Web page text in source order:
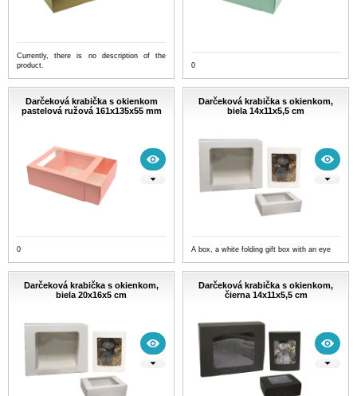
Currently, there is no description of the
product.
0
Darčeková krabička s okienkom
pastelová ružová 161x135x55 mm
0
Darčeková krabička s okienkom,
biela 14x11x5,5 cm
A box, a white folding gift box with an eye
Darčeková krabička s okienkom,
biela 20x16x5 cm
Darčeková krabička s okienkom,
čierna 14x11x5,5 cm